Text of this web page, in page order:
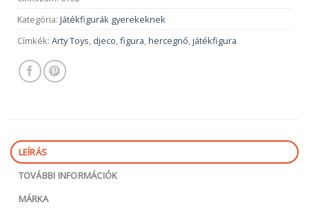
Kategória: Játékfigurák gyerekeknek
Címkék: Arty Toys, djeco,figura,hercegnő,játékfigura
LEÍRÁS
TOVÁBBI INFORMÁCIÓK
MÁRKA